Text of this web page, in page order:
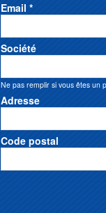
Email *
Société
Ne pas remplir si vous êtes un
Adresse
Code postal